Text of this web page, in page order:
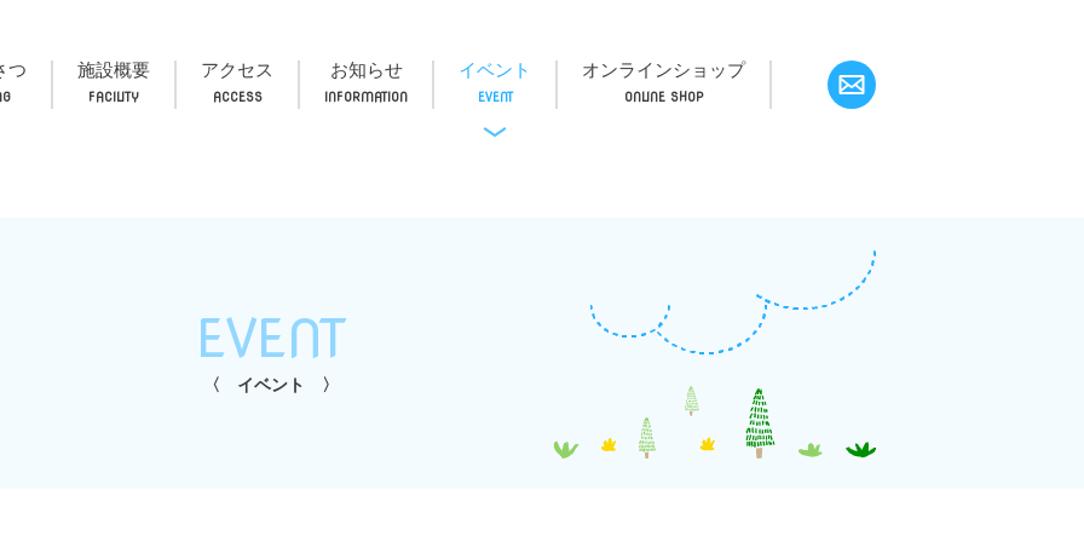
つ 施設概要 アクセス お知らせ イベント オンラインショップ
EVENT
イベント